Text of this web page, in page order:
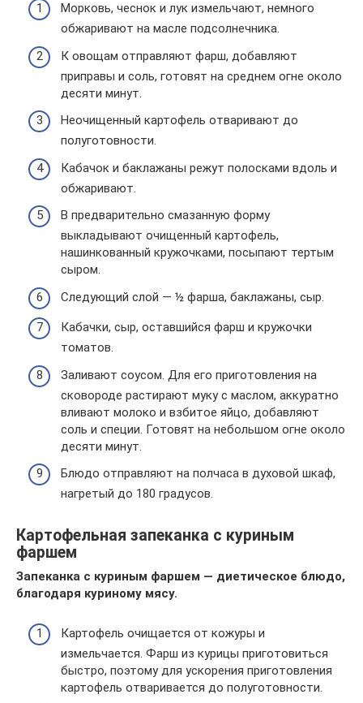
Морковь, чеснок и лук измельчают, немного
обжаривают на масле подсолнечника.
К овощам отправляют фарш, добавляют
приправы и соль, готовят на среднем огне около
десяти минут.
Неочищенный картофель отваривают до
полуготовности.
Кабачок и баклажаны режут полосками вдоль и
обжаривают.
В предварительно смазанную форму
выкладывают очищенный картофель,
нашинкованный кружочками, посыпают тертым
сыром.
Следующий слой — ½ фарша, баклажаны, сыр.
Кабачки, сыр, оставшийся фарш и кружочки
томатов.
Заливают соусом. Для его приготовления на
сковороде растирают муку с маслом, аккуратно
вливают молоко и взбитое яйцо, добавляют
соль и специи. Готовят на небольшом огне около
десяти минут.
Блюдо отправляют на полчаса в духовой шкаф,
нагретый до 180 градусов.
Картофельная запеканка с куриным
фаршем
Запеканка с куриным фаршем — диетическое блюдо,
благодаря куриному мясу.
Картофель очищается от кожуры и
измельчается. Фарш из курицы приготовиться
быстро, поэтому для ускорения приготовления
картофель отваривается до полуготовности.